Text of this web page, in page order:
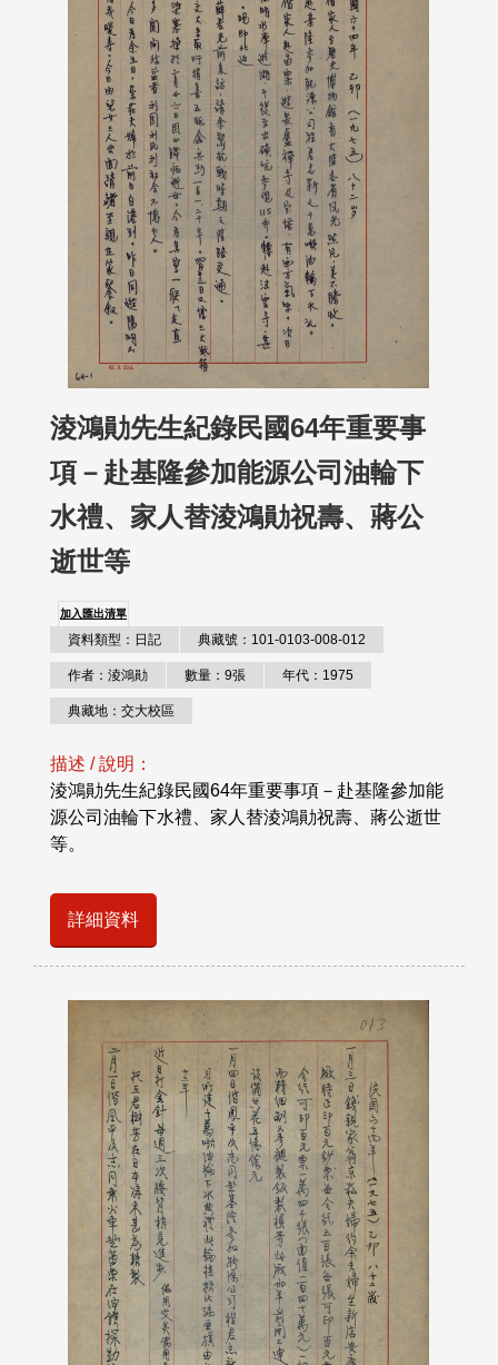
淩鴻勛先生紀錄民國64年重要事
項－赴基隆參加能源公司油輪下
水禮、家人替淩鴻勛祝壽、蔣公
逝世等
加入匯出清單
資料類型：日記 典藏號：101-0103-008-012
作者：淩鴻勛 數量：9張 年代：1975
典藏地：交大校區
描述 / 說明：
淩鴻勛先生紀錄民國64年重要事項－赴基隆參加能
源公司油輪下水禮、家人替淩鴻勛祝壽、蔣公逝世
等。
詳細資料